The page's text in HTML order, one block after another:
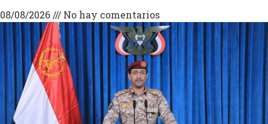
08/08/2026 No hay comentarios